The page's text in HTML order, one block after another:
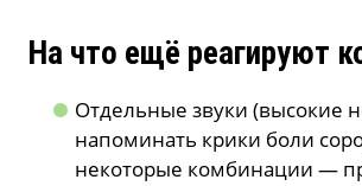
На что ещё реагируют
Отдельные звуки (высокие
напоминать крики боли
некоторые комбинации —